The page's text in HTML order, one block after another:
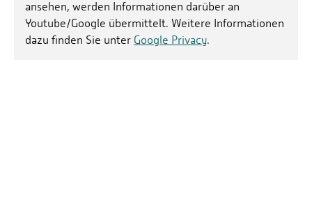
ansehen, werden Informationen darüber an
Youtube/Google übermittelt. Weitere Informationen
dazu finden Sie unter Google Privacy.